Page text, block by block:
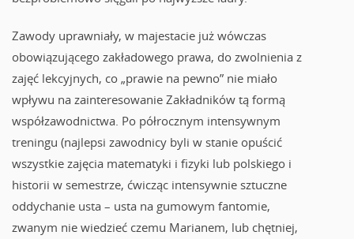
Zawody uprawniały, w majestacie już wówczas
obowiązującego zakładowego prawa, do zwolnienia z
zajęć lekcyjnych, co „prawie na pewno” nie miało
wpływu na zainteresowanie Zakładników tą formą
współzawodnictwa. Po półrocznym intensywnym
treningu (najlepsi zawodnicy byli w stanie opuścić
wszystkie zajęcia matematyki i fizyki lub polskiego i
historii w semestrze, ćwicząc intensywnie sztuczne
oddychanie usta – usta na gumowym fantomie,
zwanym nie wiedzieć czemu Marianem, lub chętniej,